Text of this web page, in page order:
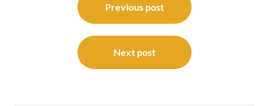
navigation
Previous post
Next post